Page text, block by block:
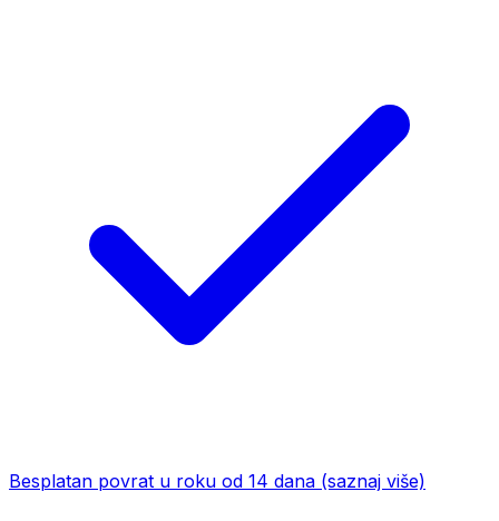
Besplatan povrat u roku od 14 dana (saznaj više)